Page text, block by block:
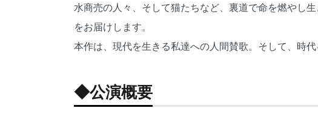
水商売の人々、そして猫たちなど、裏道で命を燃やし
をお届けします。
本作は、現代を生きる私達への人間賛歌。そして、時
◆公演概要